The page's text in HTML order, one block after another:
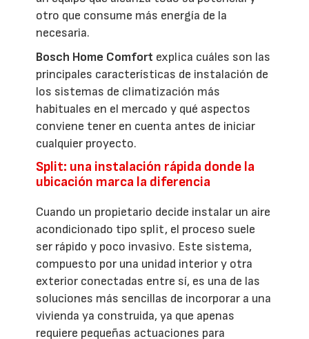
otro que consume más energía de la
necesaria.
Bosch Home Comfort explica cuáles son las
principales características de instalación de
los sistemas de climatización más
habituales en el mercado y qué aspectos
conviene tener en cuenta antes de iniciar
cualquier proyecto.
Split: una instalación rápida donde la
ubicación marca la diferencia
Cuando un propietario decide instalar un aire
acondicionado tipo split, el proceso suele
ser rápido y poco invasivo. Este sistema,
compuesto por una unidad interior y otra
exterior conectadas entre sí, es una de las
soluciones más sencillas de incorporar a una
vivienda ya construida, ya que apenas
requiere pequeñas actuaciones para